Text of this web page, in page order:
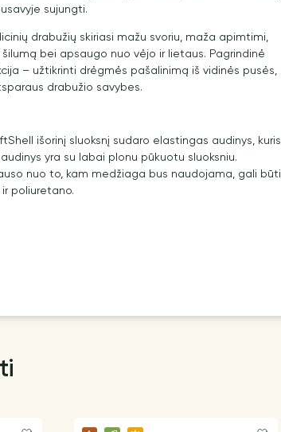
sujungti.
drabužių skiriasi mažu svoriu, maža apimtimi,
bei apsaugo nuo vėjo ir lietaus. Pagrindinė
– užtikrinti drėgmės pašalinimą iš vidinės pusės,
drabužio savybes.
išorinį sluoksnį sudaro elastingas audinys, kuris
yra su labai plonu pūkuotu sluoksniu.
nuo to, kam medžiaga bus naudojama, gali būti
poliuretano.